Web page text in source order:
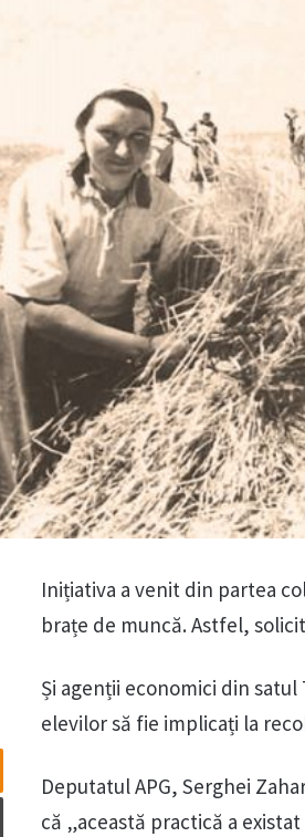
Inițiativa a venit din partea
brațe de muncă. Astfel,
Și agenții economici din
elevilor să fie implicați la
Deputatul APG, Serghei
că „această practică a
Odnoklassniki
Tipărește